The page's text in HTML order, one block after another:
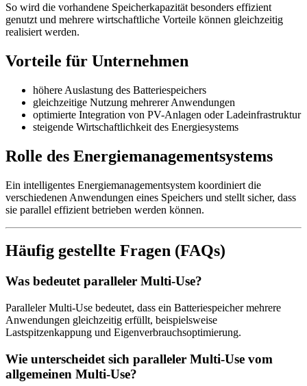
So wird die vorhandene Speicherkapazität besonders effizient
genutzt und mehrere wirtschaftliche Vorteile können gleichzeitig
realisiert werden.
Vorteile für Unternehmen
höhere Auslastung des Batteriespeichers
gleichzeitige Nutzung mehrerer Anwendungen
optimierte Integration von PV-Anlagen oder Ladeinfrastruktur
steigende Wirtschaftlichkeit des Energiesystems
Rolle des Energiemanagementsystems
Ein intelligentes Energiemanagementsystem koordiniert die
verschiedenen Anwendungen eines Speichers und stellt sicher, dass
sie parallel effizient betrieben werden können.
Häufig gestellte Fragen (FAQs)
Was bedeutet paralleler Multi-Use?
Paralleler Multi-Use bedeutet, dass ein Batteriespeicher mehrere
Anwendungen gleichzeitig erfüllt, beispielsweise
Lastspitzenkappung und Eigenverbrauchsoptimierung.
Wie unterscheidet sich paralleler Multi-Use vom
allgemeinen Multi-Use?